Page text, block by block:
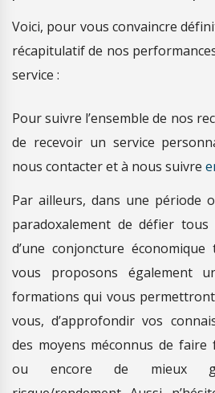
Voici, pour vous convaincre
récapitulatif de nos
service :
Pour suivre l’ensemble de nos
de recevoir un service
nous contacter et à nous suivre
Par ailleurs, dans une période
paradoxalement de défier
d’une conjoncture
vous proposons également
formations qui vous
vous, d’approfondir vos
des moyens méconnus de
ou encore de mieux